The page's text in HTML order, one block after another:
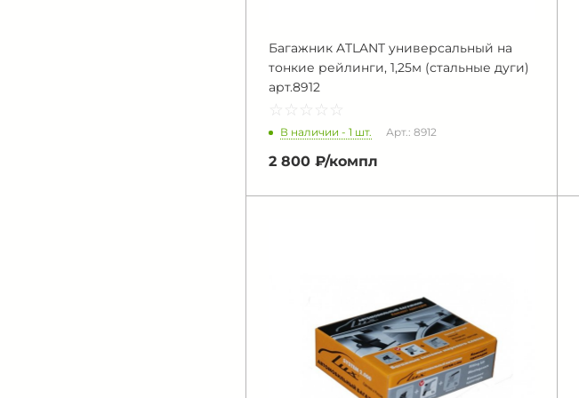
Багажник ATLANT универсальный на
тонкие рейлинги, 1,25м (стальные дуги)
арт.8912
☆ ☆ ☆ ☆ ☆
★ ★ ★ ★ ★
В наличии - 1 шт. Арт.: 8912
2 800 ₽/компл